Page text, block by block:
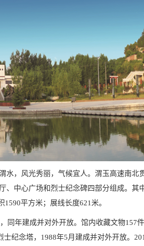
，风光秀丽，气候宜人。渭玉高速南北
中心广场和烈士纪念碑四部分组成。
平方米；展线长度621米。
年建成并对外开放。馆内收藏文物157
纪念塔，1988年5月建成并对外开放。